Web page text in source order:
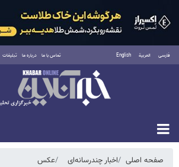
فارسی العربية English تماس با ما درباره ما تبلیغات
یکشنبه ۱۸ مرداد ۱۴۰۵
صفحه اصلی اخبار چندرسانه‌ای عکس